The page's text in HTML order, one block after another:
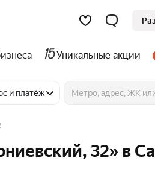
Уникальные акции
и платёж
32» в